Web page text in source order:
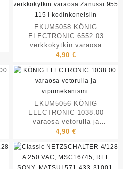
EKUM5058 KÖNIG
ELECTRONIC 6552.03
verkkokytkin varaosa
Zanussi 955 115 l
4,90 €
EKUM5056 KÖNIG
ELECTRONIC 1038.00
varaosa vetorulla ja
vipumekanismi.
4,90 €